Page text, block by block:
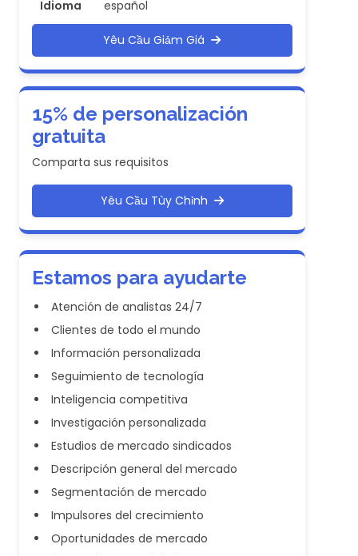
Idioma
español
Yêu Cầu Giảm Giá
15% de personalización
gratuita
Comparta sus requisitos
Yêu Cầu Tùy Chỉnh
Estamos para ayudarte
Atención de analistas 24/7
Clientes de todo el mundo
Información personalizada
Seguimiento de tecnología
Inteligencia competitiva
Investigación personalizada
Estudios de mercado sindicados
Descripción general del mercado
Segmentación de mercado
Impulsores del crecimiento
Oportunidades de mercado